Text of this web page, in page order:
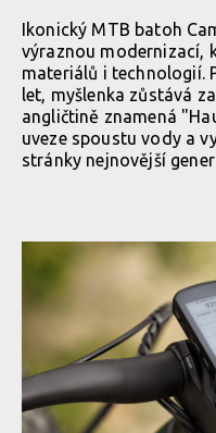
Ikonický MTB batoh
výraznou modernizací,
materiálů i technologií.
let, myšlenka zůstává
angličtině znamená
uveze spoustu vody a
stránky nejnovější